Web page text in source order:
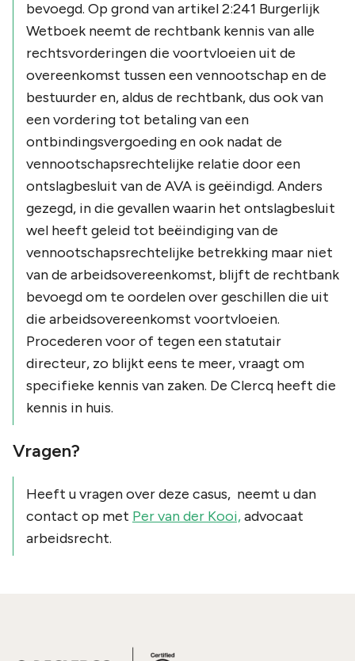
bevoegd. Op grond van artikel 2:241 Burgerlijk
Wetboek neemt de rechtbank kennis van alle
rechtsvorderingen die voortvloeien uit de
overeenkomst tussen een vennootschap en de
bestuurder en, aldus de rechtbank, dus ook van
een vordering tot betaling van een
ontbindingsvergoeding en ook nadat de
vennootschapsrechtelijke relatie door een
ontslagbesluit van de AVA is geëindigd. Anders
gezegd, in die gevallen waarin het ontslagbesluit
wel heeft geleid tot beëindiging van de
vennootschapsrechtelijke betrekking maar niet
van de arbeidsovereenkomst, blijft de rechtbank
bevoegd om te oordelen over geschillen die uit
die arbeidsovereenkomst voortvloeien.
Procederen voor of tegen een statutair
directeur, zo blijkt eens te meer, vraagt om
specifieke kennis van zaken. De Clercq heeft die
kennis in huis.
Vragen?
Heeft u vragen over deze casus, neemt u dan
contact op met Per van der Kooi,advocaat
arbeidsrecht.